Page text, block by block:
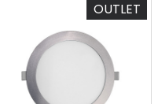
OUTLET